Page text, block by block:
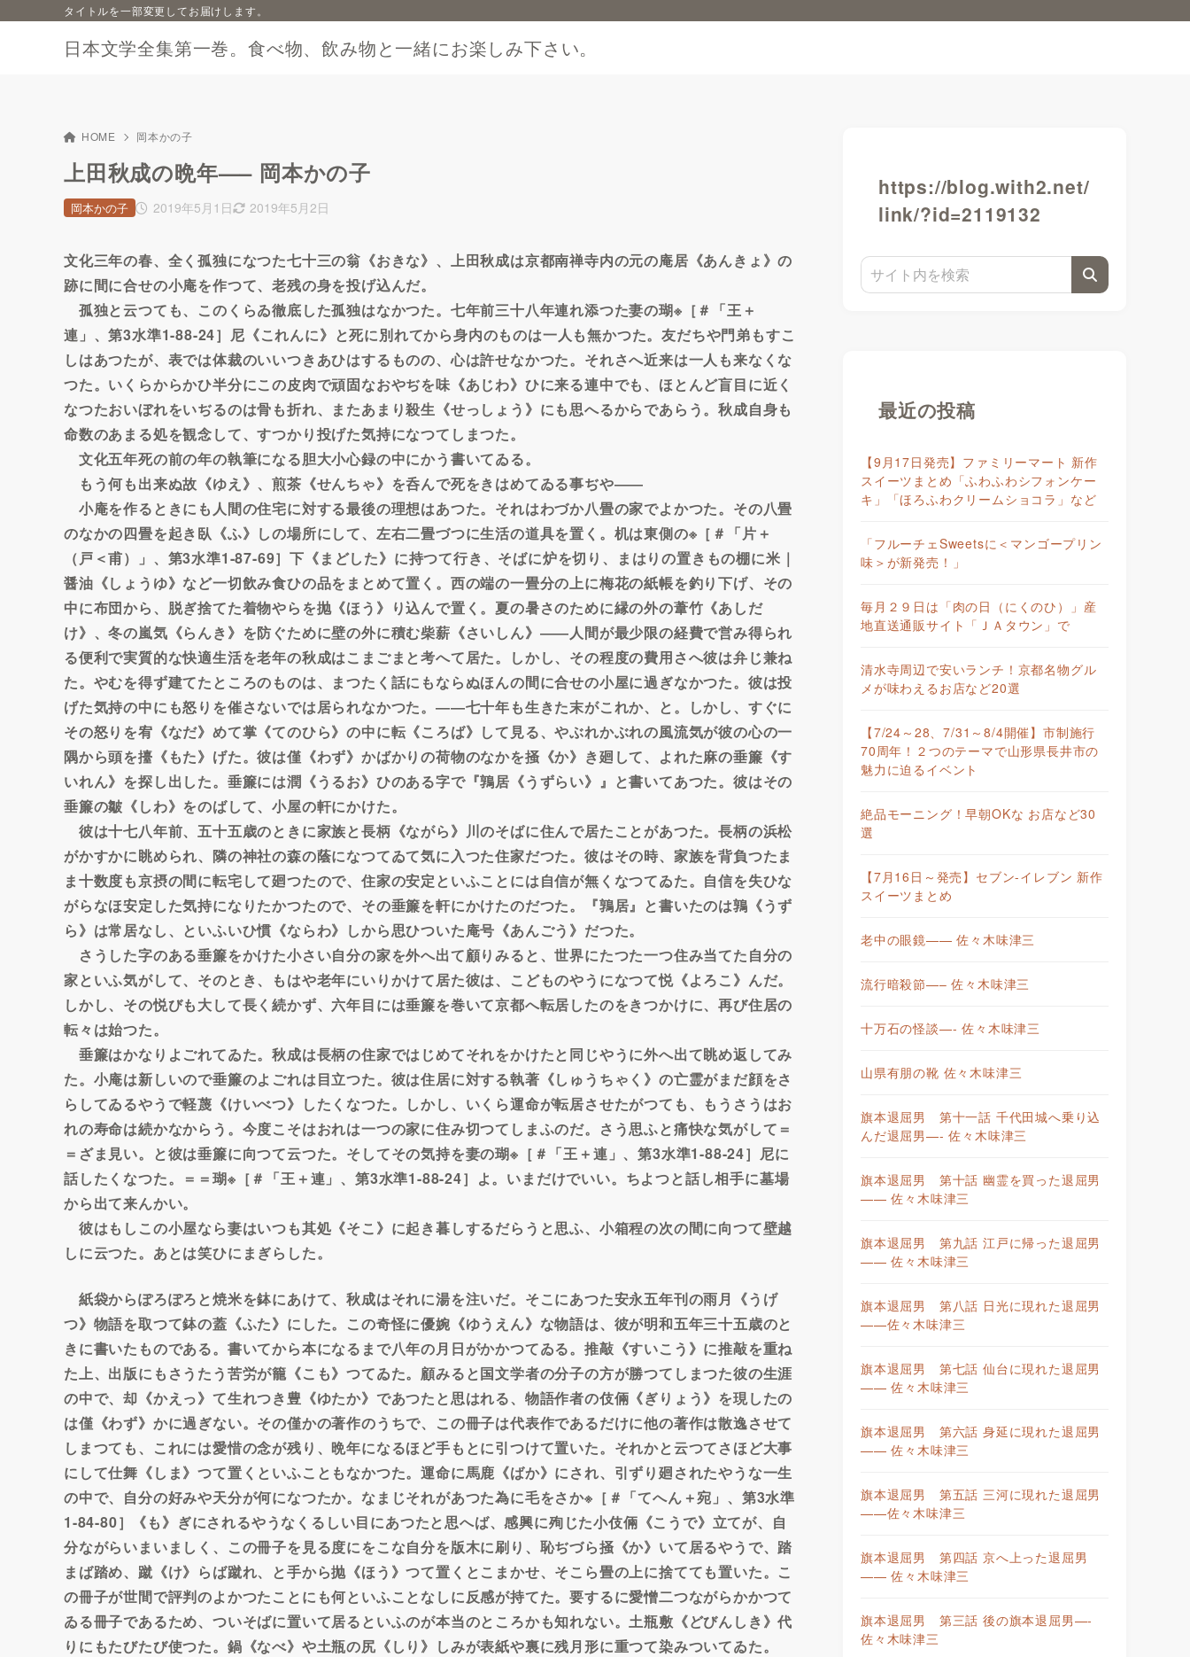
日本文学全集第一巻。食べ物、飲み物と一緒にお楽しみ下さい。
タイトルを一部変更してお届けします。
HOME 岡本かの子
上田秋成の晩年—– 岡本かの子
2019年5月1日 2019年5月2日
岡本かの子
文化三年の春、全く孤独になつた七十三の翁《おきな》、上田秋成は京都南禅寺内の元の庵居《あんきょ》の
跡に間に合せの小庵を作つて、老残の身を投げ込んだ。
孤独と云つても、このくらゐ徹底した孤独はなかつた。七年前三十八年連れ添つた妻の瑚※［＃「王＋
連」、第3水準1-88-24］尼《これんに》と死に別れてから身内のものは一人も無かつた。友だちや門弟もすこ
しはあつたが、表では体裁のいいつきあひはするものの、心は許せなかつた。それさへ近来は一人も来なくな
つた。いくらからかひ半分にこの皮肉で頑固なおやぢを味《あじわ》ひに来る連中でも、ほとんど盲目に近く
なつたおいぼれをいぢるのは骨も折れ、またあまり殺生《せっしょう》にも思へるからであらう。秋成自身も
命数のあまる処を観念して、すつかり投げた気持になつてしまつた。
文化五年死の前の年の執筆になる胆大小心録の中にかう書いてゐる。
もう何も出来ぬ故《ゆえ》、煎茶《せんちゃ》を呑んで死をきはめてゐる事ぢや――
小庵を作るときにも人間の住宅に対する最後の理想はあつた。それはわづか八畳の家でよかつた。その八畳
のなかの四畳を起き臥《ふ》しの場所にして、左右二畳づつに生活の道具を置く。机は東側の※［＃「片＋
（戸＜甫）」、第3水準1-87-69］下《まどした》に持つて行き、そばに炉を切り、まはりの置きもの棚に米｜
醤油《しょうゆ》など一切飲み食ひの品をまとめて置く。西の端の一畳分の上に梅花の紙帳を釣り下げ、その
中に布団から、脱ぎ捨てた着物やらを抛《ほう》り込んで置く。夏の暑さのために縁の外の葦竹《あしだ
け》、冬の嵐気《らんき》を防ぐために壁の外に積む柴薪《さいしん》――人間が最少限の経費で営み得られ
る便利で実質的な快適生活を老年の秋成はこまごまと考へて居た。しかし、その程度の費用さへ彼は弁じ兼ね
た。やむを得ず建てたところのものは、まつたく話にもならぬほんの間に合せの小屋に過ぎなかつた。彼は投
げた気持の中にも怒りを催さないでは居られなかつた。――七十年も生きた末がこれか、と。しかし、すぐに
その怒りを宥《なだ》めて掌《てのひら》の中に転《ころば》して見る、やぶれかぶれの風流気が彼の心の一
隅から頭を擡《もた》げた。彼は僅《わず》かばかりの荷物のなかを掻《か》き廻して、よれた麻の垂簾《す
いれん》を探し出した。垂簾には潤《うるお》ひのある字で『鶉居《うずらい》』と書いてあつた。彼はその
垂簾の皺《しわ》をのばして、小屋の軒にかけた。
彼は十七八年前、五十五歳のときに家族と長柄《ながら》川のそばに住んで居たことがあつた。長柄の浜松
がかすかに眺められ、隣の神社の森の蔭になつてゐて気に入つた住家だつた。彼はその時、家族を背負つたま
ま十数度も京摂の間に転宅して廻つたので、住家の安定といふことには自信が無くなつてゐた。自信を失ひな
がらなほ安定した気持になりたかつたので、その垂簾を軒にかけたのだつた。『鶉居』と書いたのは鶉《うず
ら》は常居なし、といふいひ慣《ならわ》しから思ひついた庵号《あんごう》だつた。
さうした字のある垂簾をかけた小さい自分の家を外へ出て顧りみると、世界にたつた一つ住み当てた自分の
家といふ気がして、そのとき、もはや老年にいりかけて居た彼は、こどものやうになつて悦《よろこ》んだ。
しかし、その悦びも大して長く続かず、六年目には垂簾を巻いて京都へ転居したのをきつかけに、再び住居の
転々は始つた。
垂簾はかなりよごれてゐた。秋成は長柄の住家ではじめてそれをかけたと同じやうに外へ出て眺め返してみ
た。小庵は新しいので垂簾のよごれは目立つた。彼は住居に対する執著《しゅうちゃく》の亡霊がまだ顔をさ
らしてゐるやうで軽蔑《けいべつ》したくなつた。しかし、いくら運命が転居させたがつても、もうさうはお
れの寿命は続かなからう。今度こそはおれは一つの家に住み切つてしまふのだ。さう思ふと痛快な気がして＝
＝ざま見い。と彼は垂簾に向つて云つた。そしてその気持を妻の瑚※［＃「王＋連」、第3水準1-88-24］尼に
話したくなつた。＝＝瑚※［＃「王＋連」、第3水準1-88-24］よ。いまだけでいい。ちよつと話し相手に墓場
から出て来んかい。
彼はもしこの小屋なら妻はいつも其処《そこ》に起き暮しするだらうと思ふ、小箱程の次の間に向つて壁越
しに云つた。あとは笑ひにまぎらした。
紙袋からぽろぽろと焼米を鉢にあけて、秋成はそれに湯を注いだ。そこにあつた安永五年刊の雨月《うげ
つ》物語を取つて鉢の蓋《ふた》にした。この奇怪に優婉《ゆうえん》な物語は、彼が明和五年三十五歳のと
きに書いたものである。書いてから本になるまで八年の月日がかかつてゐる。推敲《すいこう》に推敲を重ね
た上、出版にもさうたう苦労が籠《こも》つてゐた。顧みると国文学者の分子の方が勝つてしまつた彼の生涯
の中で、却《かえっ》て生れつき豊《ゆたか》であつたと思はれる、物語作者の伎倆《ぎりょう》を現したの
は僅《わず》かに過ぎない。その僅かの著作のうちで、この冊子は代表作であるだけに他の著作は散逸させて
しまつても、これには愛惜の念が残り、晩年になるほど手もとに引つけて置いた。それかと云つてさほど大事
にして仕舞《しま》つて置くといふこともなかつた。運命に馬鹿《ばか》にされ、引ずり廻されたやうな一生
の中で、自分の好みや天分が何になつたか。なまじそれがあつた為に毛をさか※［＃「てへん＋宛」、第3水準
1-84-80］《も》ぎにされるやうなくるしい目にあつたと思へば、感興に殉じた小伎倆《こうで》立てが、自
分ながらいまいましく、この冊子を見る度にをこな自分を版木に刷り、恥ぢづら掻《か》いて居るやうで、踏
まば踏め、蹴《け》らば蹴れ、と手から抛《ほう》つて置くとこまかせ、そこら畳の上に捨てても置いた。こ
の冊子が世間で評判のよかつたことにも何といふことなしに反感が持てた。要するに愛憎二つながらかかつて
ゐる冊子であるため、ついそばに置いて居るといふのが本当のところかも知れない。土瓶敷《どびんしき》代
りにもたびたび使つた。鍋《なべ》や土瓶の尻《しり》しみが表紙や裏に残月形に重つて染みついてゐた。
https://blog.with2.net/
link/?id=2119132
最近の投稿
【9月17日発売】ファミリーマート 新作
スイーツまとめ「ふわふわシフォンケー
キ」「ほろふわクリームショコラ」など
「フルーチェSweetsに＜マンゴープリン
味＞が新発売！」
毎月２９日は「肉の日（にくのひ）」産
地直送通販サイト「ＪＡタウン」で
清水寺周辺で安いランチ！京都名物グル
メが味わえるお店など20選
【7/24～28、7/31～8/4開催】市制施行
70周年！２つのテーマで山形県長井市の
魅力に迫るイベント
絶品モーニング！早朝OKな お店など30
選
【7月16日～発売】セブン-イレブン 新作
スイーツまとめ
老中の眼鏡—— 佐々木味津三
流行暗殺節—– 佐々木味津三
十万石の怪談—- 佐々木味津三
山県有朋の靴 佐々木味津三
旗本退屈男 第十一話 千代田城へ乗り込
んだ退屈男—- 佐々木味津三
旗本退屈男 第十話 幽霊を買った退屈男
—— 佐々木味津三
旗本退屈男 第九話 江戸に帰った退屈男
—— 佐々木味津三
旗本退屈男 第八話 日光に現れた退屈男
——佐々木味津三
旗本退屈男 第七話 仙台に現れた退屈男
—— 佐々木味津三
旗本退屈男 第六話 身延に現れた退屈男
—— 佐々木味津三
旗本退屈男 第五話 三河に現れた退屈男
——佐々木味津三
旗本退屈男 第四話 京へ上った退屈男
—— 佐々木味津三
旗本退屈男 第三話 後の旗本退屈男—-
佐々木味津三